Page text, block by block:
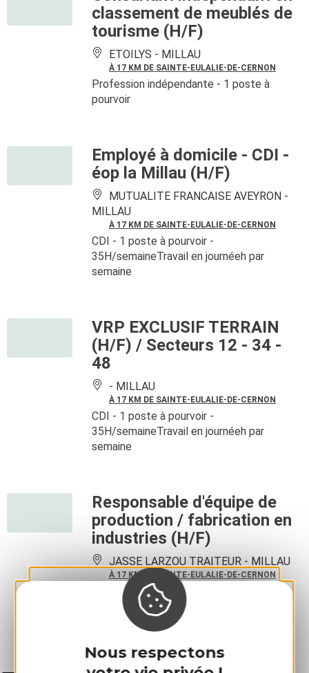
Nous respectons
classement de meublés de
tourisme (H/F)
ETOILYS - MILLAU
À 17 KM DE SAINTE-EULALIE-DE-CERNON
Profession indépendante - 1 poste à
pourvoir
Employé à domicile - CDI -
éop la Millau (H/F)
MUTUALITE FRANCAISE AVEYRON -
MILLAU
À 17 KM DE SAINTE-EULALIE-DE-CERNON
CDI - 1 poste à pourvoir -
35H/semaineTravail en journéeh par
semaine
VRP EXCLUSIF TERRAIN
(H/F) / Secteurs 12 - 34 -
48
- MILLAU
À 17 KM DE SAINTE-EULALIE-DE-CERNON
CDI - 1 poste à pourvoir -
35H/semaineTravail en journéeh par
semaine
Responsable d'équipe de
production / fabrication en
industries (H/F)
JASSE LARZOU TRAITEUR - MILLAU
À 17 KM DE SAINTE-EULALIE-DE-CERNON
- 1 poste à pourvoir
39H/semaineTravail en journéeh par
semaine